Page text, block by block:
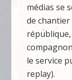
médias se
de chantier
république,
le service
replay).